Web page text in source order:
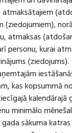
(ziedojumiem),
atmaksas
personu, kurai
(ziedojums).
kas kopsummā
kalendārajā
minimālo
sākuma